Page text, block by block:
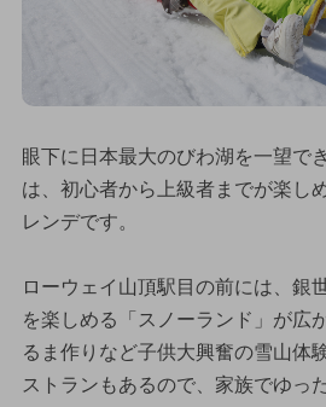
眼下に日本最大のびわ湖を一望で
は、初心者から上級者までが楽し
レンデです。
ローウェイ山頂駅目の前には、銀
を楽しめる「スノーランド」が広
るま作りなど子供大興奮の雪山体
ストランもあるので、家族でゆっ